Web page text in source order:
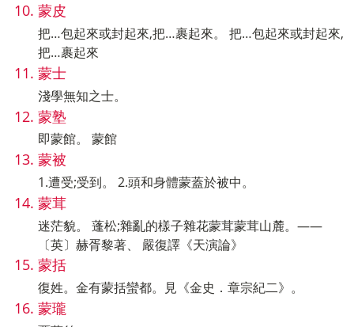
蒙皮
把…包起來或封起來,把…裹起來。 把…包起來或封起來,
把…裹起來
蒙士
淺學無知之士。
蒙塾
即蒙館。 蒙館
蒙被
1.遭受;受到。 2.頭和身體蒙蓋於被中。
蒙茸
迷茫貌。 蓬松;雜亂的樣子雜花蒙茸蒙茸山麓。——
〔英〕赫胥黎著、 嚴復譯《天演論》
蒙括
復姓。金有蒙括蠻都。見《金史．章宗紀二》。
蒙瓏